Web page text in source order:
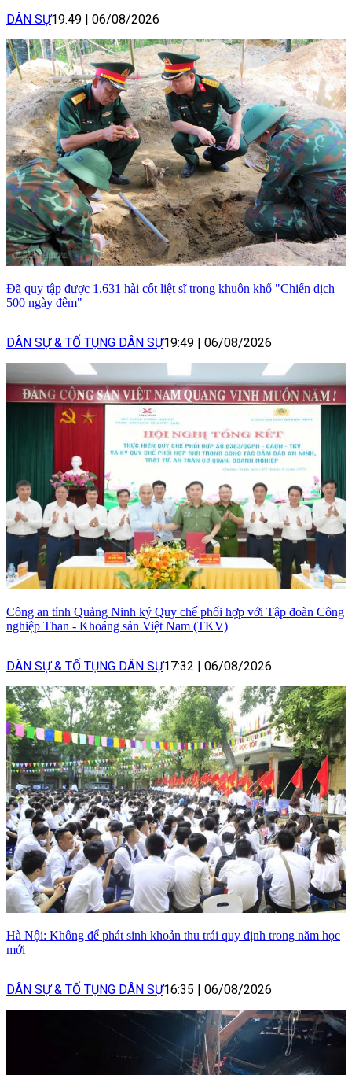
DÂN SỰ19:49 06/08/2026
Đã quy tập được 1.631 hài cốt liệt sĩ trong khuôn khổ "Chiến dịch
500 ngày đêm"
DÂN SỰ & TỐ TỤNG DÂN SỰ19:49 06/08/2026
Công an tỉnh Quảng Ninh ký Quy chế phối hợp với Tập đoàn Công
nghiệp Than - Khoáng sản Việt Nam (TKV)
DÂN SỰ & TỐ TỤNG DÂN SỰ17:32 06/08/2026
Hà Nội: Không để phát sinh khoản thu trái quy định trong năm học
mới
DÂN SỰ & TỐ TỤNG DÂN SỰ16:35 06/08/2026